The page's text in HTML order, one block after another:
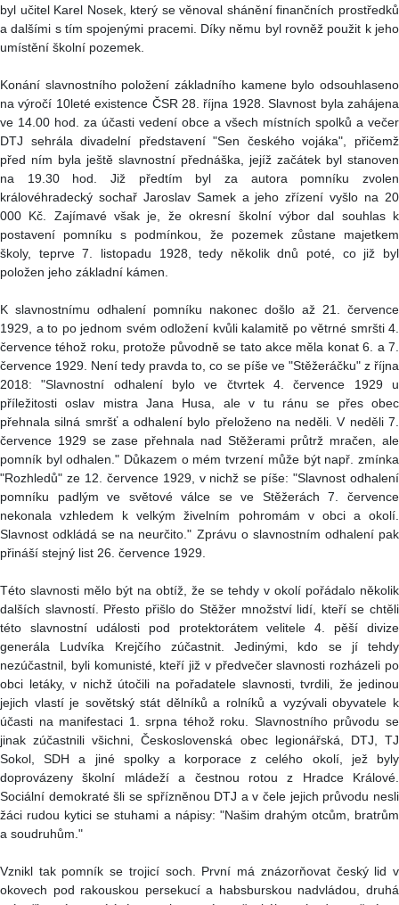
byl učitel Karel Nosek, který se věnoval shánění finančních prostředků
a dalšími s tím spojenými pracemi. Díky němu byl rovněž použit k jeho
umístění školní pozemek.
Konání slavnostního položení základního kamene bylo odsouhlaseno
na výročí 10leté existence ČSR 28. října 1928. Slavnost byla zahájena
ve 14.00 hod. za účasti vedení obce a všech místních spolků a večer
DTJ sehrála divadelní představení "Sen českého vojáka", přičemž
před ním byla ještě slavnostní přednáška, jejíž začátek byl stanoven
na 19.30 hod. Již předtím byl za autora pomníku zvolen
královéhradecký sochař Jaroslav Samek a jeho zřízení vyšlo na 20
000 Kč. Zajímavé však je, že okresní školní výbor dal souhlas k
postavení pomníku s podmínkou, že pozemek zůstane majetkem
školy, teprve 7. listopadu 1928, tedy několik dnů poté, co již byl
položen jeho základní kámen.
K slavnostnímu odhalení pomníku nakonec došlo až 21. července
1929, a to po jednom svém odložení kvůli kalamitě po větrné smršti 4.
července téhož roku, protože původně se tato akce měla konat 6. a 7.
července 1929. Není tedy pravda to, co se píše ve "Stěžeráčku" z října
2018: "Slavnostní odhalení bylo ve čtvrtek 4. července 1929 u
příležitosti oslav mistra Jana Husa, ale v tu ránu se přes obec
přehnala silná smršť a odhalení bylo přeloženo na neděli. V neděli 7.
července 1929 se zase přehnala nad Stěžerami průtrž mračen, ale
pomník byl odhalen." Důkazem o mém tvrzení může být např. zmínka
"Rozhledů" ze 12. července 1929, v nichž se píše: "Slavnost odhalení
pomníku padlým ve světové válce se ve Stěžerách 7. července
nekonala vzhledem k velkým živelním pohromám v obci a okolí.
Slavnost odkládá se na neurčito." Zprávu o slavnostním odhalení pak
přináší stejný list 26. července 1929.
Této slavnosti mělo být na obtíž, že se tehdy v okolí pořádalo několik
dalších slavností. Přesto přišlo do Stěžer množství lidí, kteří se chtěli
této slavnostní události pod protektorátem velitele 4. pěší divize
generála Ludvíka Krejčího zúčastnit. Jedinými, kdo se jí tehdy
nezúčastnil, byli komunisté, kteří již v předvečer slavnosti rozházeli po
obci letáky, v nichž útočili na pořadatele slavnosti, tvrdili, že jedinou
jejich vlastí je sovětský stát dělníků a rolníků a vyzývali obyvatele k
účasti na manifestaci 1. srpna téhož roku. Slavnostního průvodu se
jinak zúčastnili všichni, Československá obec legionářská, DTJ, TJ
Sokol, SDH a jiné spolky a korporace z celého okolí, jež byly
doprovázeny školní mládeží a čestnou rotou z Hradce Králové.
Sociální demokraté šli se spřízněnou DTJ a v čele jejich průvodu nesli
žáci rudou kytici se stuhami a nápisy: "Našim drahým otcům, bratrům
a soudruhům."
Vznikl tak pomník se trojicí soch. První má znázorňovat český lid v
okovech pod rakouskou persekucí a habsburskou nadvládou, druhá